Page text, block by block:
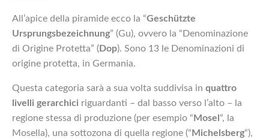
All’apice della piramide ecco la “Geschützte
Ursprungsbezeichnung” (Gu), ovvero la “Denominazione
di Origine Protetta” (Dop). Sono 13 le Denominazioni di
origine protetta, in Germania.
Questa categoria sarà a sua volta suddivisa in quattro
livelli gerarchici riguardanti – dal basso verso l’alto – la
regione stessa di produzione (per esempio “ Mosel “, la
Mosella), una sottozona di quella regione (“ Michelsberg“),